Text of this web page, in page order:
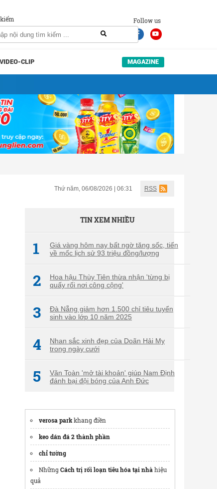
Follow us
VIDEO-CLIP MAGAZINE
Thứ năm, 06/08/2026 | 06:31 RSS
TIN XEM NHIỀU
1
Giá vàng hôm nay bất ngờ tăng sốc, tiến
về mốc lịch sử 93 triệu đồng/lượng
2
Hoa hậu Thùy Tiên thừa nhận 'từng bị
quấy rối nơi công cộng'
3
Đà Nẵng giảm hơn 1.500 chỉ tiêu tuyển
sinh vào lớp 10 năm 2025
4
Nhan sắc xinh đẹp của Doãn Hải My
trong ngày cưới
5
Văn Toàn 'mở tài khoản' giúp Nam Định
đánh bại đội bóng của Anh Đức
verosa parkkhang điền
keo dán đá 2 thành phần
chỉ tường
Những Cách trị rối loạn tiêu hóa tại nhàhiệu
quả